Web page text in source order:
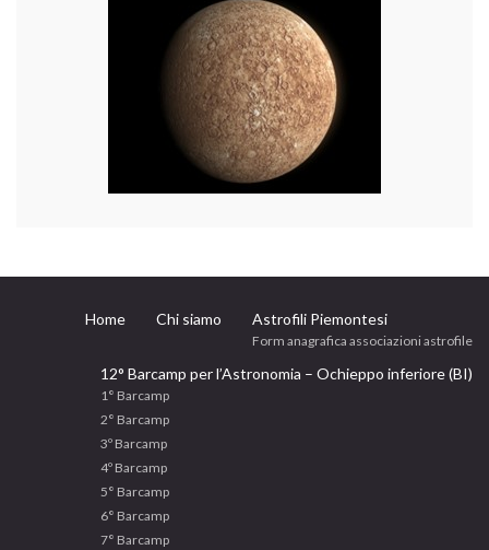
Home Chi siamo Astrofili Piemontesi
Form anagrafica associazioni astrofile
12° Barcamp per l’Astronomia – Ochieppo inferiore (BI)
1° Barcamp
2° Barcamp
3º Barcamp
4º Barcamp
5° Barcamp
6° Barcamp
7° Barcamp